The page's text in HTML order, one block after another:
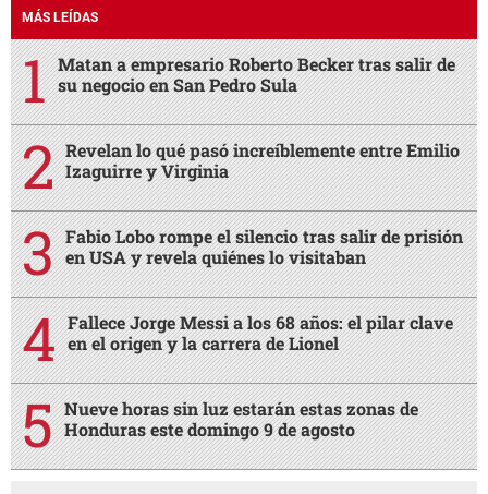
MÁS LEÍDAS
Matan a empresario Roberto Becker tras salir de
su negocio en San Pedro Sula
Revelan lo qué pasó increíblemente entre Emilio
Izaguirre y Virginia
Fabio Lobo rompe el silencio tras salir de prisión
en USA y revela quiénes lo visitaban
Fallece Jorge Messi a los 68 años: el pilar clave
en el origen y la carrera de Lionel
Nueve horas sin luz estarán estas zonas de
Honduras este domingo 9 de agosto